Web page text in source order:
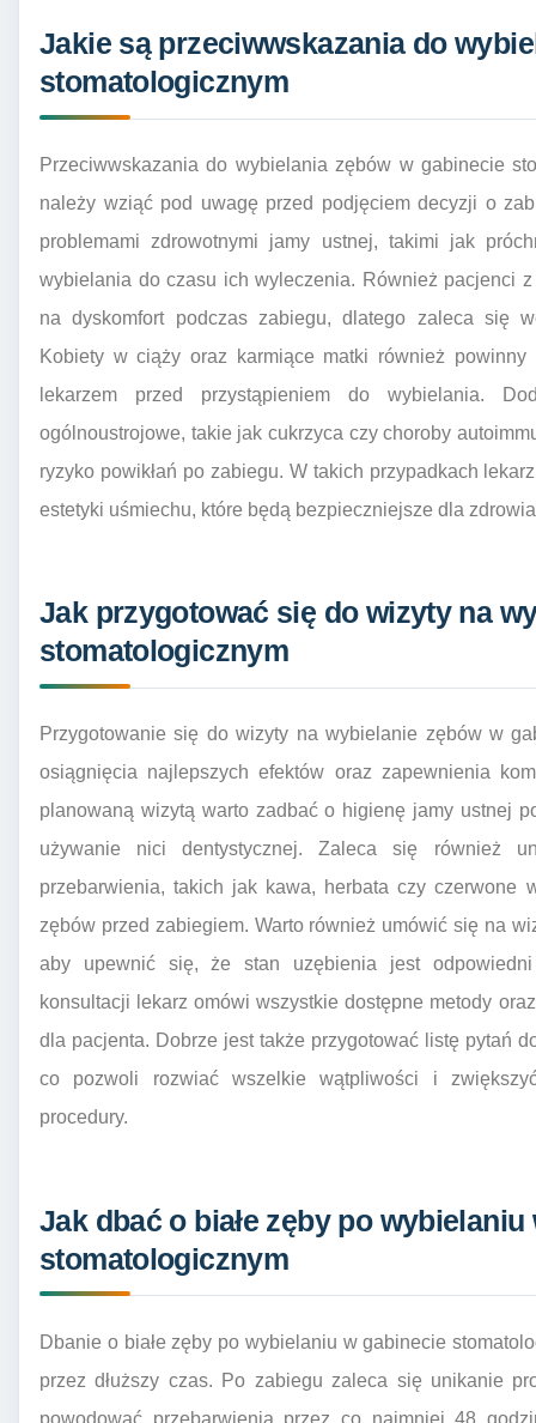
Jakie są przeciwwskazania do
stomatologicznym
Przeciwwskazania do wybielania zębów w gabinecie
należy wziąć pod uwagę przed podjęciem decyzji o
problemami zdrowotnymi jamy ustnej, takimi jak
wybielania do czasu ich wyleczenia. Również pacjenci
na dyskomfort podczas zabiegu, dlatego zaleca się
Kobiety w ciąży oraz karmiące matki również
lekarzem przed przystąpieniem do wybielania.
ogólnoustrojowe, takie jak cukrzyca czy choroby
ryzyko powikłań po zabiegu. W takich przypadkach
estetyki uśmiechu, które będą bezpieczniejsze dla
Jak przygotować się do wizyty na
stomatologicznym
Przygotowanie się do wizyty na wybielanie zębów w
osiągnięcia najlepszych efektów oraz zapewnienia
planowaną wizytą warto zadbać o higienę jamy ustnej
używanie nici dentystycznej. Zaleca się również
przebarwienia, takich jak kawa, herbata czy czerwone
zębów przed zabiegiem. Warto również umówić się na
aby upewnić się, że stan uzębienia jest odpowiedni
konsultacji lekarz omówi wszystkie dostępne metody
dla pacjenta. Dobrze jest także przygotować listę pytań
co pozwoli rozwiać wszelkie wątpliwości i
procedury.
Jak dbać o białe zęby po wybielaniu
stomatologicznym
Dbanie o białe zęby po wybielaniu w gabinecie
przez dłuższy czas. Po zabiegu zaleca się unikanie
powodować przebarwienia przez co najmniej 48